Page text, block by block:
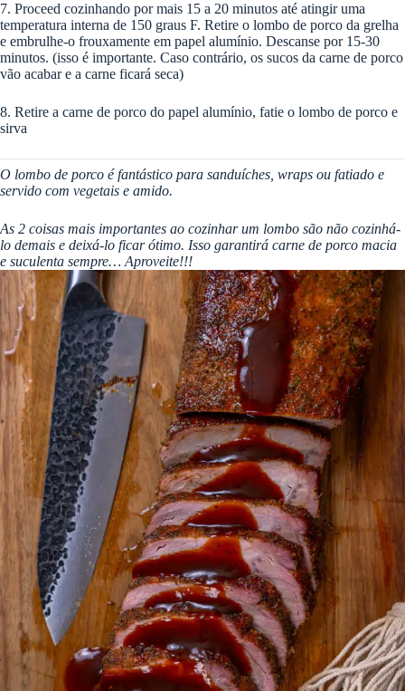
7. Proceed cozinhando por mais 15 a 20 minutos até atingir uma
temperatura interna de 150 graus F. Retire o lombo de porco da grelha
e embrulhe-o frouxamente em papel alumínio. Descanse por 15-30
minutos. (isso é importante. Caso contrário, os sucos da carne de porco
vão acabar e a carne ficará seca)
8. Retire a carne de porco do papel alumínio, fatie o lombo de porco e
sirva
O lombo de porco é fantástico para sanduíches, wraps ou fatiado e
servido com vegetais e amido.
As 2 coisas mais importantes ao cozinhar um lombo são não cozinhá-
lo demais e deixá-lo ficar ótimo. Isso garantirá carne de porco macia
e suculenta sempre… Aproveite!!!